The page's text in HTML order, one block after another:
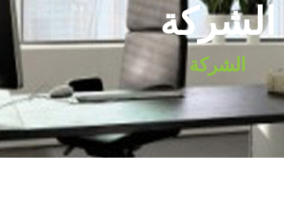
الشركة
الشركة